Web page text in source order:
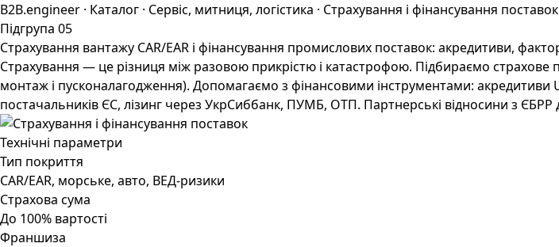
B2B.engineer · Каталог · Сервіс, митниця, логістика · Страхування і фінансування поставок
Підгрупа 05
Страхування вантажу CAR/EAR і фінансування промислових поставок: акредитиви,
Страхування — це різниця між разовою прикрістю і катастрофою. Підбираємо
монтаж і пусконалагодження). Допомагаємо з фінансовими інструментами: акредитиви
постачальників ЄС, лізинг через УкрСиббанк, ПУМБ, ОТП. Партнерські відносини з ЄБРР
Технічні параметри
Тип покриття
CAR/EAR, морське, авто, ВЕД-ризики
Страхова сума
До 100% вартості
Франшиза